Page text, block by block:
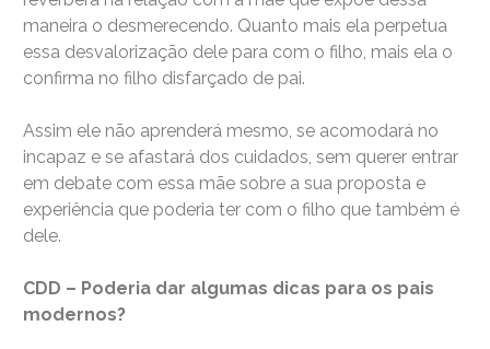
maneira o desmerecendo. Quanto mais ela perpetua
essa desvalorização dele para com o filho, mais ela o
confirma no filho disfarçado de pai.
Assim ele não aprenderá mesmo, se acomodará no
incapaz e se afastará dos cuidados, sem querer entrar
em debate com essa mãe sobre a sua proposta e
experiência que poderia ter com o filho que também é
dele.
CDD – Poderia dar algumas dicas para os pais
modernos?